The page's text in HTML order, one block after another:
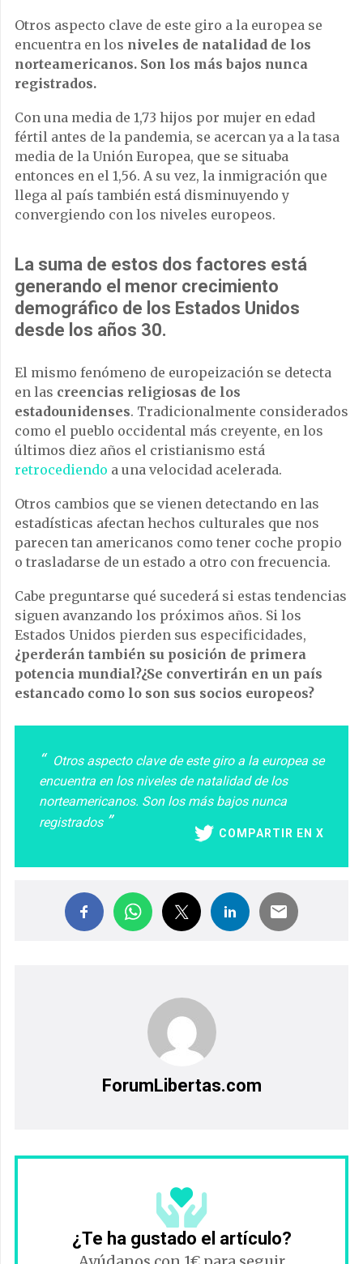
Otros aspecto clave de este giro a la europea se
encuentra en los niveles de natalidad de los
norteamericanos. Son los más bajos nunca
registrados.
Con una media de 1,73 hijos por mujer en edad
fértil antes de la pandemia, se acercan ya a la tasa
media de la Unión Europea, que se situaba
entonces en el 1,56. A su vez, la inmigración que
llega al país también está disminuyendo y
convergiendo con los niveles europeos.
La suma de estos dos factores está
generando el menor crecimiento
demográfico de los Estados Unidos
desde los años 30.
El mismo fenómeno de europeización se detecta
en las creencias religiosas de los
estadounidenses. Tradicionalmente considerados
como el pueblo occidental más creyente, en los
últimos diez años el cristianismo está
retrocediendo a una velocidad acelerada.
Otros cambios que se vienen detectando en las
estadísticas afectan hechos culturales que nos
parecen tan americanos como tener coche propio
o trasladarse de un estado a otro con frecuencia.
Cabe preguntarse qué sucederá si estas tendencias
siguen avanzando los próximos años. Si los
Estados Unidos pierden sus especificidades,
¿perderán también su posición de primera
potencia mundial?¿Se convertirán en un país
estancado como lo son sus socios europeos?
Otros aspecto clave de este giro a la europea se
encuentra en los niveles de natalidad de los
norteamericanos. Son los más bajos nunca
registrados
COMPARTIR EN X
ForumLibertas.com
¿Te ha gustado el artículo?